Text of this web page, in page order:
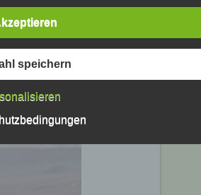
solche Vorgangsreihe im
Daten wie das Erheben,
das Ordnen, die Speicherung, die
das Auslesen, das Abfragen, die
durch Übermittlung, Verbreitung oder
den Abgleich oder die
ist die Markierung gespeicherter
dem Ziel, ihre künftige Verarbeitung
speichern